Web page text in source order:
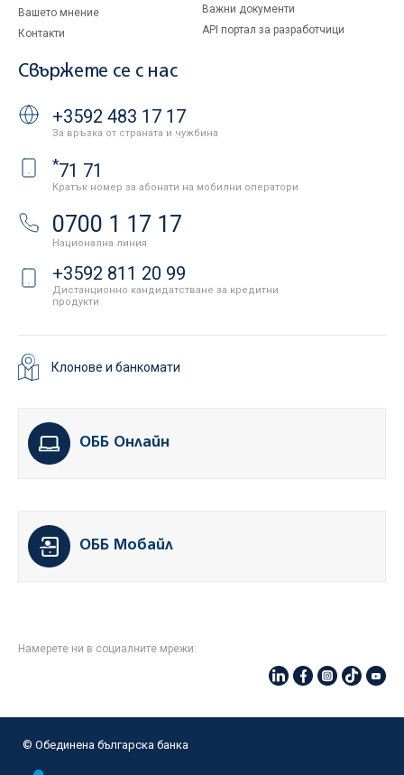
Вашето мнение
Контакти
Важни документи
API портал за разработчици
Свържете се с нас
+3592 483 17 17
За връзка от страната и чужбина
*71 71
Кратък номер за абонати на мобилни оператори
0700 1 17 17
Национална линия
+3592 811 20 99
Дистанционно кандидатстване за кредитни
продукти
Клонове и банкомати
ОББ Онлайн
ОББ Мобайл
Намерете ни в социалните мрежи:
© Oбединена българска банка